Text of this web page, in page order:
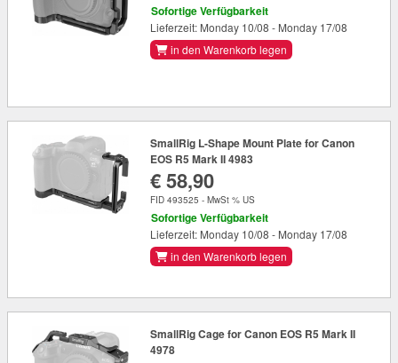
Sofortige Verfügbarkeit
Lieferzeit: Monday 10/08 - Monday 17/08
in den Warenkorb legen
SmallRig L-Shape Mount Plate for Canon
EOS R5 Mark II 4983
€ 58,90
FID 493525 - MwSt % US
Sofortige Verfügbarkeit
Lieferzeit: Monday 10/08 - Monday 17/08
in den Warenkorb legen
SmallRig Cage for Canon EOS R5 Mark II
4978